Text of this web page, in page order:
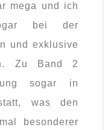
mega und ich
bei der
und exklusive
Zu Band 2
sogar in
was den
besonderer